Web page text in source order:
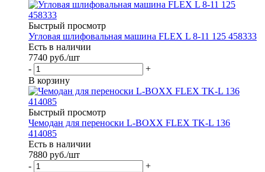
Быстрый просмотр
Угловая шлифовальная машина FLEX L 8-11 125 458333
Есть в наличии
7740 руб./шт
-
+
В корзину
Быстрый просмотр
Чемодан для переноски L-BOXX FLEX TK-L 136
414085
Есть в наличии
7880 руб./шт
-
+